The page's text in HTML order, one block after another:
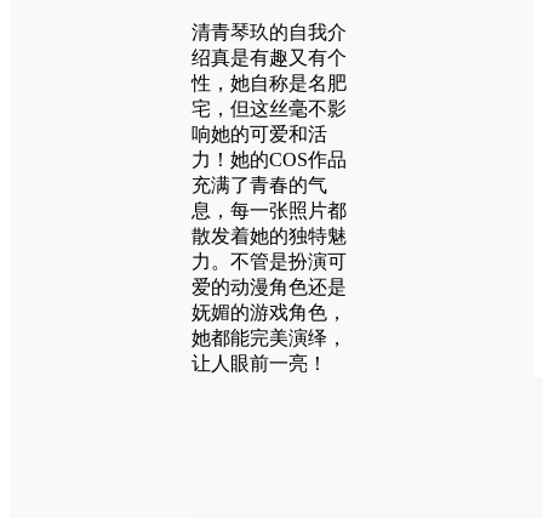
清青琴玖的自我介
绍真是有趣又有个
性，她自称是名肥
宅，但这丝毫不影
响她的可爱和活
力！她的COS作品
充满了青春的气
息，每一张照片都
散发着她的独特魅
力。不管是扮演可
爱的动漫角色还是
妩媚的游戏角色，
她都能完美演绎，
让人眼前一亮！